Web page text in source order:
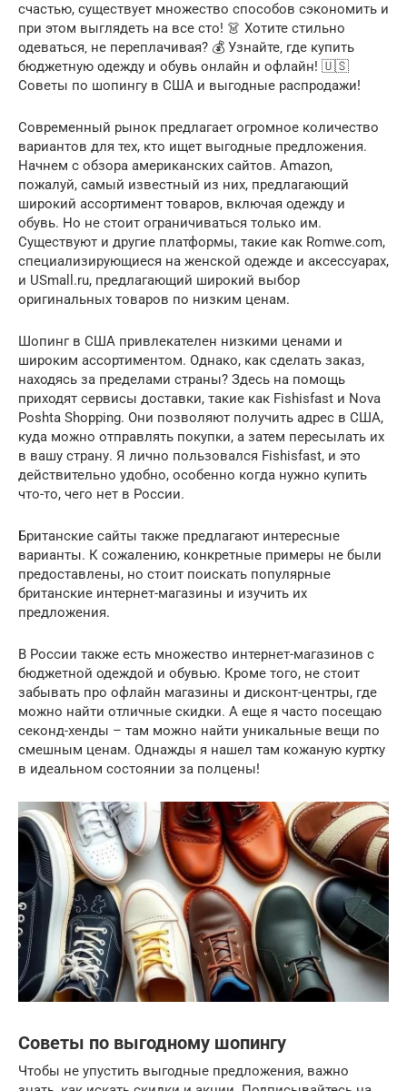
счастью, существует множество способов сэкономить и
при этом выглядеть на все сто! 👗 Хотите стильно
одеваться‚ не переплачивая? 💰 Узнайте‚ где купить
бюджетную одежду и обувь онлайн и офлайн! 🇺🇸
Советы по шопингу в США и выгодные распродажи!
Современный рынок предлагает огромное количество
вариантов для тех, кто ищет выгодные предложения.
Начнем с обзора американских сайтов. Amazon,
пожалуй, самый известный из них, предлагающий
широкий ассортимент товаров, включая одежду и
обувь. Но не стоит ограничиваться только им.
Существуют и другие платформы, такие как Romwe.com,
специализирующиеся на женской одежде и аксессуарах,
и USmall.ru, предлагающий широкий выбор
оригинальных товаров по низким ценам.
Шопинг в США привлекателен низкими ценами и
широким ассортиментом. Однако, как сделать заказ,
находясь за пределами страны? Здесь на помощь
приходят сервисы доставки, такие как Fishisfast и Nova
Poshta Shopping. Они позволяют получить адрес в США,
куда можно отправлять покупки, а затем пересылать их
в вашу страну. Я лично пользовался Fishisfast, и это
действительно удобно, особенно когда нужно купить
что-то, чего нет в России.
Британские сайты также предлагают интересные
варианты. К сожалению, конкретные примеры не были
предоставлены, но стоит поискать популярные
британские интернет-магазины и изучить их
предложения.
В России также есть множество интернет-магазинов с
бюджетной одеждой и обувью. Кроме того, не стоит
забывать про офлайн магазины и дисконт-центры, где
можно найти отличные скидки. А еще я часто посещаю
секонд-хенды – там можно найти уникальные вещи по
смешным ценам. Однажды я нашел там кожаную куртку
в идеальном состоянии за полцены!
Советы по выгодному шопингу
Чтобы не упустить выгодные предложения, важно